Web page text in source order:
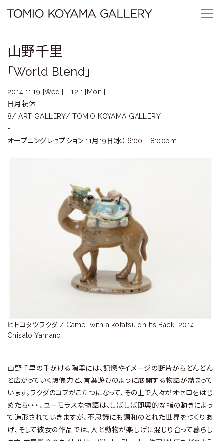
content
Tomio
Gallery
小
山
登
美
山野千里
「World Blend」
2014.11.19 [Wed.] - 12.1 [Mon.]
日月祝休
8/ ART GALLERY/ TOMIO KOYAMA GALLERY
-
オープニングレセプション 11月19日(水) 6:00 - 8:00pm
ヒトコタツラクダ / Camel with a kotatsu on Its Back, 2014
Chisato Yamano
山野千里の手がける陶器には、記憶やイメージの断片からどんどん
と広がっていく想像力と、言葉遊びのように展開する物語が詰まって
います。ラクダのコブがこたつになって、その上で人々がオセロをはじ
めたら・・・、ユーモラスな物語は、しばしば即興的な指の動きによっ
て造形されていきますが、不思議にも調和のとれた世界をつくりあ
げ、そして彼女の作品では、人と動物が楽しげに混じり合って暮らし